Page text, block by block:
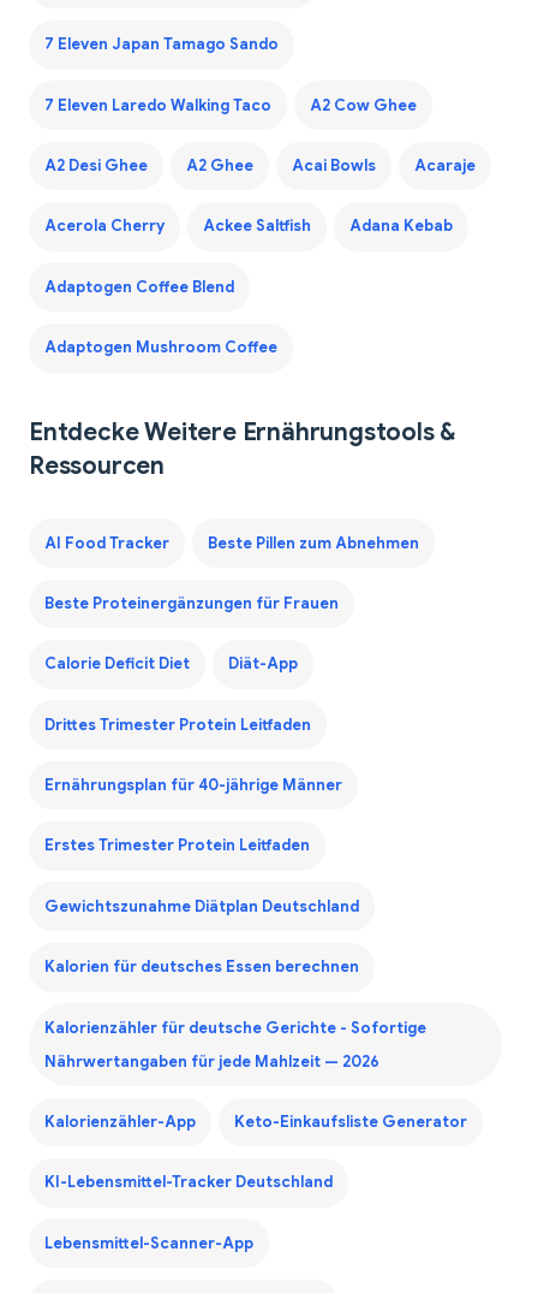
7 Eleven Japan Tamago Sando
7 Eleven Laredo Walking Taco A2 Cow Ghee
A2 Desi Ghee A2 Ghee Acai Bowls Acaraje
Acerola Cherry Ackee Saltfish Adana Kebab
Adaptogen Coffee Blend
Adaptogen Mushroom Coffee
Entdecke Weitere Ernährungstools &
Ressourcen
AI Food Tracker Beste Pillen zum Abnehmen
Beste Proteinergänzungen für Frauen
Calorie Deficit Diet Diät-App
Drittes Trimester Protein Leitfaden
Ernährungsplan für 40-jährige Männer
Erstes Trimester Protein Leitfaden
Gewichtszunahme Diätplan Deutschland
Kalorien für deutsches Essen berechnen
Kalorienzähler für deutsche Gerichte - Sofortige
Nährwertangaben für jede Mahlzeit — 2026
Kalorienzähler-App Keto-Einkaufsliste Generator
KI-Lebensmittel-Tracker Deutschland
Lebensmittel-Scanner-App